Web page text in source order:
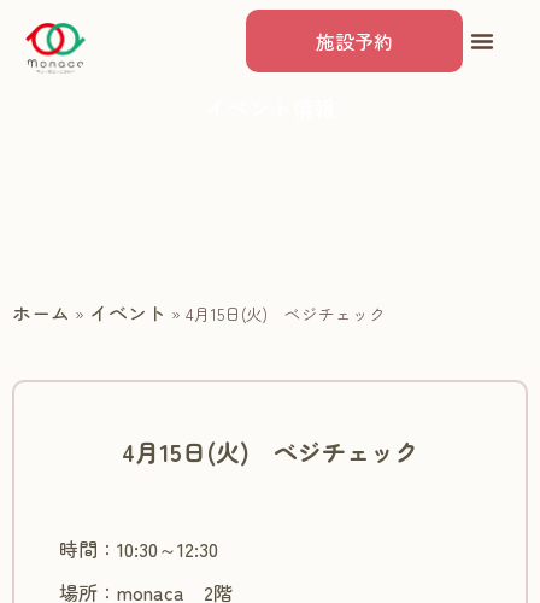
施設予約
ホーム » イベント » 4月15日(火) ベジチェック
4月15日(火) ベジチェック
時間：10:30～12:30
場所：monaca 2階